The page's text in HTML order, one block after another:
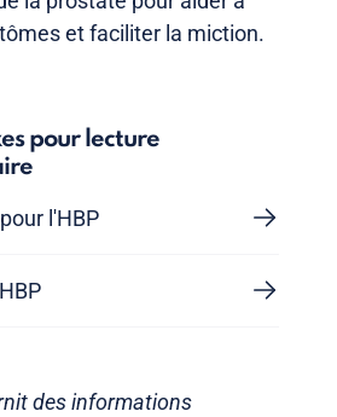
et faciliter la miction.
pour lecture
l'HBP
des informations